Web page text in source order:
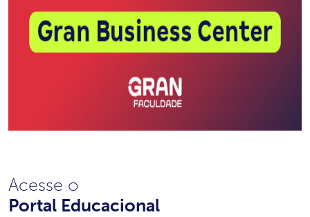
Acesse o
Portal Educacional